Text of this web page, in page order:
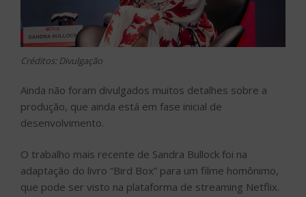
Créditos: Divulgação
Ainda não foram divulgados muitos detalhes sobre a
produção, que ainda está em fase inicial de
desenvolvimento.
O trabalho mais recente de Sandra Bullock foi na
adaptação do livro “Bird Box” para um filme homônimo,
que pode ser visto na plataforma de streaming Netflix.